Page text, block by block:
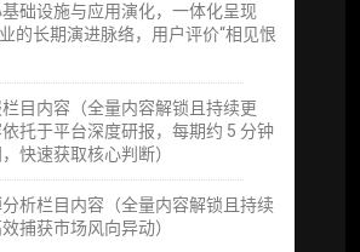
础设施与应用演化，一体化呈现
的长期演进脉络，用户评价“相见恨
目内容（全量内容解锁且持续更
托于平台深度研报，每期约 5 分钟
快速获取核心判断）
析栏目内容（全量内容解锁且持续
捕获市场风向异动）
格局图、机构视角附录、结构化数
持续追踪数据库，将研报内容沉淀
可复核、可持续追踪的机构级研究
服务（1次，课题/选题经审核通过
享有盛誉的研究团队为你开展专项
向前瞻栏目（获取重点赛道、项目